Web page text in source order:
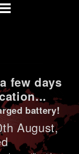
few days
battery!
August,